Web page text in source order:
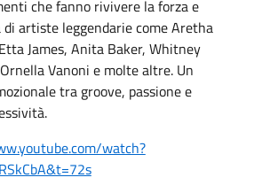
che fanno rivivere la forza e
di artiste leggendarie come Aretha
James, Anita Baker, Whitney
Vanoni e molte altre. Un
tra groove, passione e
watch?